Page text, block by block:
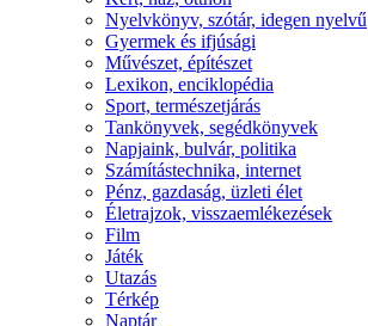
Nyelvkönyv, szótár, idegen nyelvű
Gyermek és ifjúsági
Művészet, építészet
Lexikon, enciklopédia
Sport, természetjárás
Tankönyvek, segédkönyvek
Napjaink, bulvár, politika
Számítástechnika, internet
Pénz, gazdaság, üzleti élet
Életrajzok, visszaemlékezések
Film
Játék
Utazás
Térkép
Naptár